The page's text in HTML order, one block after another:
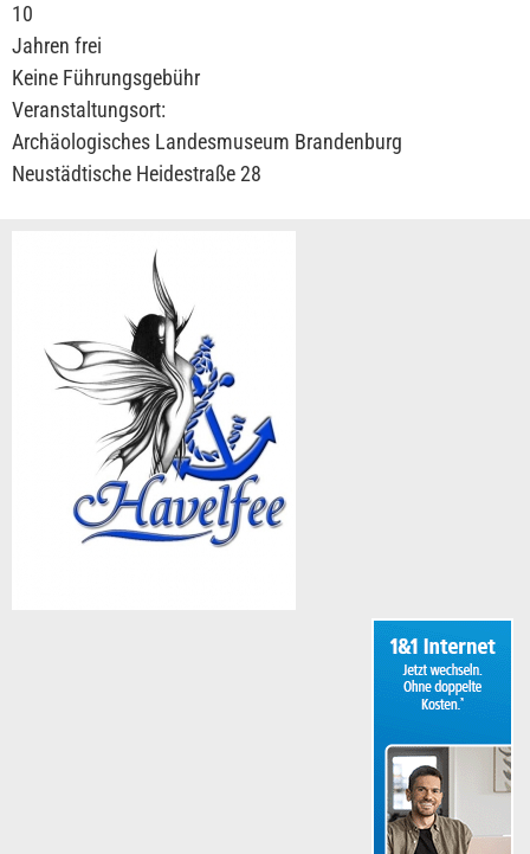
10
Jahren frei
Keine Führungsgebühr
Veranstaltungsort:
Archäologisches Landesmuseum Brandenburg
Neustädtische Heidestraße 28